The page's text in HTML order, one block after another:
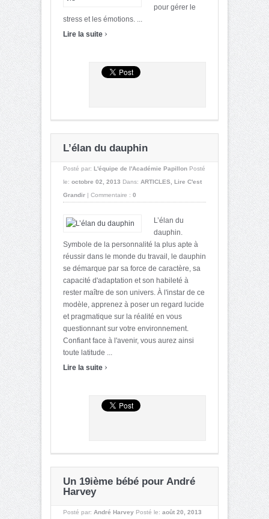
pour gérer le
stress et les émotions. ...
Lire la suite ›
L’élan du dauphin
Posté par: L'équipe de l'Académie Papillon Posté
le: octobre 02, 2013 Dans: ARTICLES
Lire C'est
Grandir | Commentaire : 0
L’élan du
dauphin.
Symbole de la personnalité la plus apte à
réussir dans le monde du travail, le dauphin
se démarque par sa force de caractère, sa
capacité d'adaptation et son habileté à
rester maître de son univers. À l'instar de ce
modèle, apprenez à poser un regard lucide
et pragmatique sur la réalité en vous
questionnant sur votre environnement.
Confiant face à l'avenir, vous aurez ainsi
toute latitude ...
Lire la suite ›
Un 19ième bébé pour André
Harvey
Posté par: André Harvey Posté le: août 20, 2013